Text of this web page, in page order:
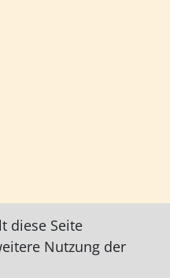
diese Seite
Nutzung der